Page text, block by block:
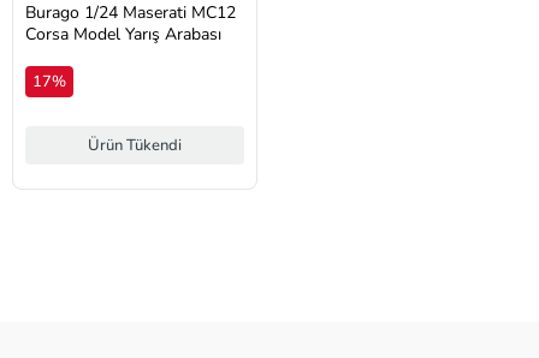
Burago 1/24 Maserati MC12
Corsa Model Yarış Arabası
17%
Ürün Tükendi